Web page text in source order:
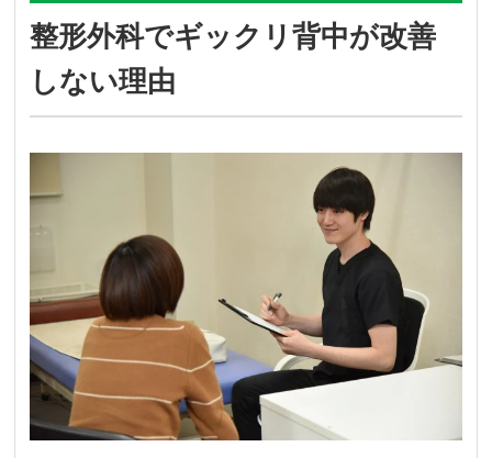
整形外科でギックリ背中が改善
しない理由